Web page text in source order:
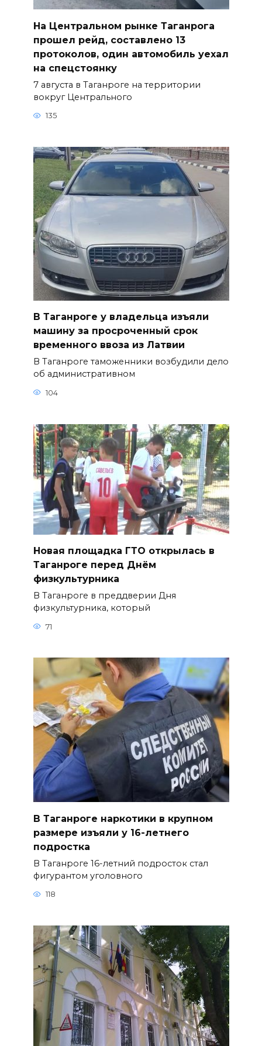
На Центральном рынке Таганрога
прошел рейд, составлено 13
протоколов, один автомобиль уехал
на спецстоянку
7 августа в Таганроге на территории
вокруг Центрального
135
В Таганроге у владельца изъяли
машину за просроченный срок
временного ввоза из Латвии
В Таганроге таможенники возбудили дело
об административном
104
Новая площадка ГТО открылась в
Таганроге перед Днём
физкультурника
В Таганроге в преддверии Дня
физкультурника, который
71
В Таганроге наркотики в крупном
размере изъяли у 16-летнего
подростка
В Таганроге 16-летний подросток стал
фигурантом уголовного
118